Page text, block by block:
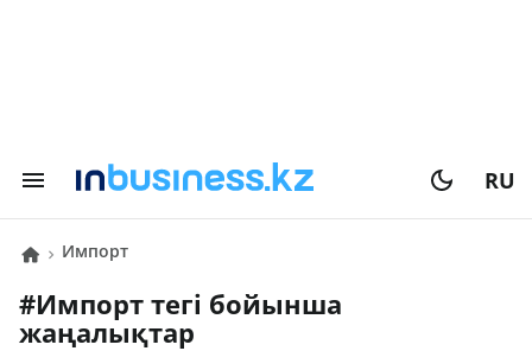
RU
импорт
# импорт тегі бойынша
жаңалықтар